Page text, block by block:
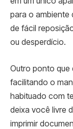
para o ambiente
de fácil
ou desperdício.
Outro ponto que
facilitando o
habituado com
deixa você livre
imprimir